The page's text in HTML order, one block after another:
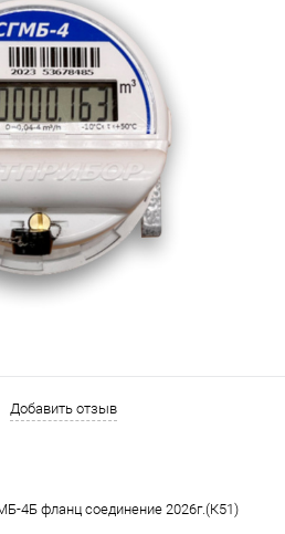
Добавить отзыв
4Б фланц соединение 2026г.(К51)